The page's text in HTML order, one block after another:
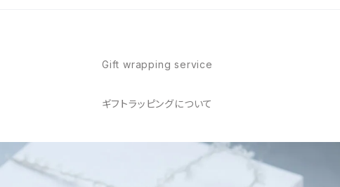
Gift wrapping service
ギフトラッピングについて